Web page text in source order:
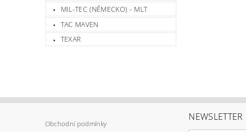
MIL-TEC (NĚMECKO) - MLT
TAC MAVEN
TEXAR
Obchodní podmínky
NEWSLETTER